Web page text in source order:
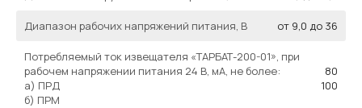
Диапазон рабочих напряжений питания, В от 9,0 до 36
Потребляемый ток извещателя «ТАРБАТ-200-01», при
рабочем напряжении питания 24 В, мА, не более:
а) ПРД
б) ПРМ
80
100